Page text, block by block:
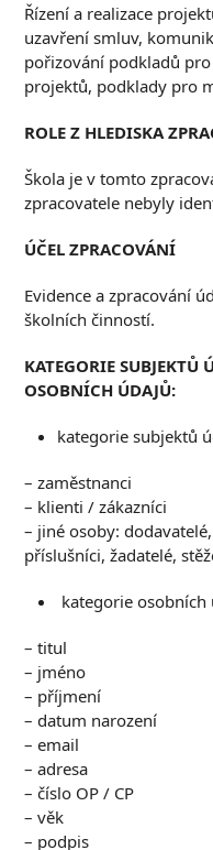
Řízení a realizace
uzavření smluv,
pořizování podkladů
projektů, podklady pro
ROLE Z HLEDISKA
Škola je v tomto
zpracovatele nebyly
ÚČEL ZPRACOVÁNÍ
Evidence a zpracování
školních činností.
KATEGORIE SUBJEKTŮ
OSOBNÍCH ÚDAJŮ:
kategorie subjektů
– zaměstnanci
– klienti / zákazníci
– jiné osoby:
příslušníci, žadatelé,
kategorie osobních
– titul
– jméno
– příjmení
– datum narození
– email
– adresa
– číslo OP / CP
– věk
– podpis